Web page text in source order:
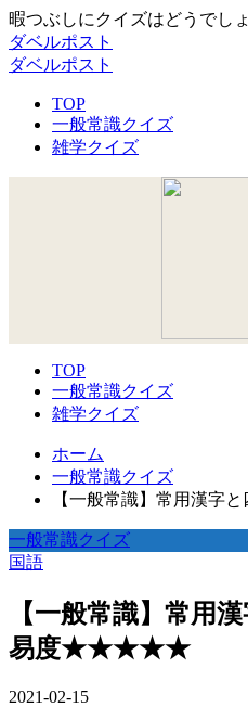
暇つぶしにクイズはどうでし
ダベルポスト
ダベルポスト
TOP
一般常識クイズ
雑学クイズ
TOP
一般常識クイズ
雑学クイズ
ホーム
一般常識クイズ
【一般常識】常用漢
一般常識クイズ
国語
【一般常識】常用
易度★★★★★
2021-02-15